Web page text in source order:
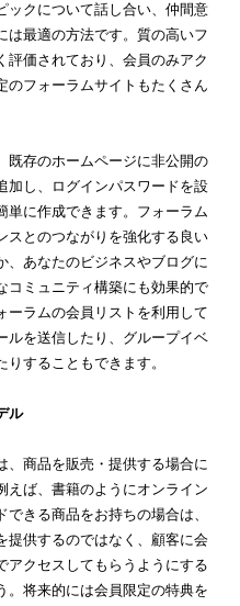
ックについて話し合い、仲間意
は最適の方法です。質の高いフ
評価されており、会員のみアク
のフォーラムサイトもたくさん
既存のホームページに非公開の
加し、ログインパスワードを設
単に作成できます。フォーラム
スとのつながりを強化する良い
、あなたのビジネスやブログに
コミュニティ構築にも効果的で
ーラムの会員リストを利用して
ルを送信したり、グループイベ
りすることもできます。
ル
、商品を販売・提供する場合に
えば、書籍のようにオンライン
できる商品をお持ちの場合は、
提供するのではなく、顧客に会
アクセスしてもらうようにする
。将来的には会員限定の特典を